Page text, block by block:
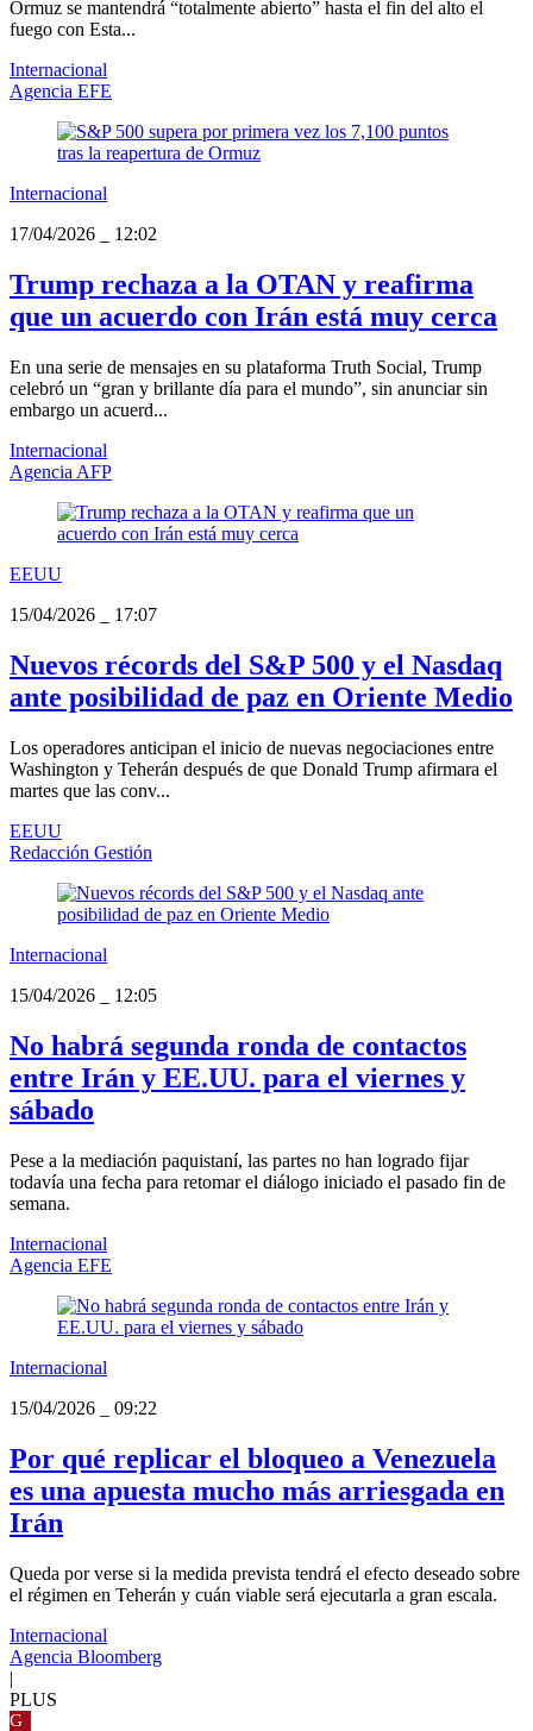
Ormuz se mantendrá “totalmente abierto” hasta el fin del alto el
fuego con Esta...
Internacional
Agencia EFE
Internacional
17/04/2026
12:02
Trump rechaza a la OTAN y reafirma
que un acuerdo con Irán está muy cerca
En una serie de mensajes en su plataforma Truth Social, Trump
celebró un “gran y brillante día para el mundo”, sin anunciar sin
embargo un acuerd...
Internacional
Agencia AFP
EEUU
15/04/2026
17:07
Nuevos récords del S&P 500 y el Nasdaq
ante posibilidad de paz en Oriente Medio
Los operadores anticipan el inicio de nuevas negociaciones entre
Washington y Teherán después de que Donald Trump afirmara el
martes que las conv...
EEUU
Redacción Gestión
Internacional
15/04/2026
12:05
No habrá segunda ronda de contactos
entre Irán y EE.UU. para el viernes y
sábado
Pese a la mediación paquistaní, las partes no han logrado fijar
todavía una fecha para retomar el diálogo iniciado el pasado fin de
semana.
Internacional
Agencia EFE
Internacional
15/04/2026
09:22
Por qué replicar el bloqueo a Venezuela
es una apuesta mucho más arriesgada en
Irán
Queda por verse si la medida prevista tendrá el efecto deseado sobre
el régimen en Teherán y cuán viable será ejecutarla a gran escala.
Internacional
Agencia Bloomberg
|
PLUS
G